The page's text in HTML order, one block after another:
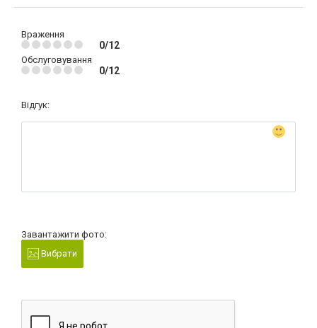
Враження
0/12
Обслуговування
0/12
Відгук:
Завантажити фото:
Вибрати